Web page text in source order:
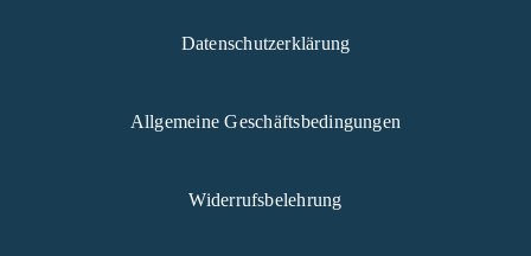
Datenschutzerklärung
Allgemeine Geschäftsbedingungen
Widerrufsbelehrung